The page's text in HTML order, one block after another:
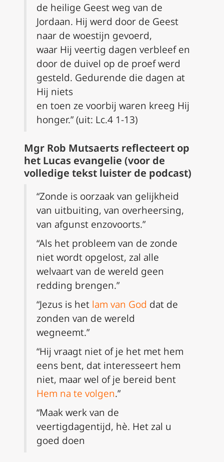
de heilige Geest weg van de
Jordaan. Hij werd door de Geest
naar de woestijn gevoerd,
waar Hij veertig dagen verbleef en
door de duivel op de proef werd
gesteld. Gedurende die dagen at
Hij niets
en toen ze voorbij waren kreeg Hij
honger.” (uit: Lc.4 1-13)
Mgr Rob Mutsaerts reflecteert op
het Lucas evangelie (voor de
volledige tekst luister de podcast)
“Zonde is oorzaak van gelijkheid
van uitbuiting, van overheersing,
van afgunst enzovoorts.”
“Als het probleem van de zonde
niet wordt opgelost, zal alle
welvaart van de wereld geen
redding brengen.”
“Jezus is het lam van God dat de
zonden van de wereld
wegneemt.”
“Hij vraagt niet of je het met hem
eens bent, dat interesseert hem
niet, maar wel of je bereid bent
Hem na te volgen.”
“Maak werk van de
veertigdagentijd, hè. Het zal u
goed doen